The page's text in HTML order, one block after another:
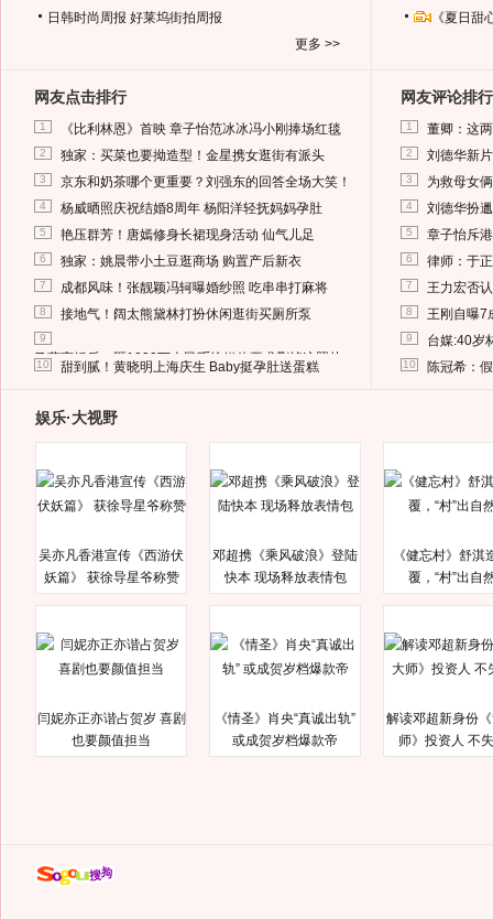
日韩时尚周报 好莱坞街拍周报
更多 >>
《夏日
网友点击排行
1 《比利林恩》首映 章子怡范冰冰冯小刚捧场红毯
2 独家：买菜也要拗造型！金星携女逛街有派头
3 京东和奶茶哪个更重要？刘强东的回答全场大笑！
4 杨威晒照庆祝结婚8周年 杨阳洋轻抚妈妈孕肚
5 艳压群芳！唐嫣修身长裙现身活动 仙气儿足
6 独家：姚晨带小土豆逛商场 购置产后新衣
7 成都风味！张靓颖冯轲曝婚纱照 吃串串打麻将
8 接地气！阔太熊黛林打扮休闲逛街买厕所泵
9
马蓉离婚后，砸1000万人民币给媒体要求删掉这照片
10 甜到腻！黄晓明上海庆生 Baby挺孕肚送蛋糕
网友评论排行
1 董卿：这
2 刘德华新
3 为救母女
4 刘德华扮
5 章子怡斥
6 律师：于
7 王力宏否
8 王刚自曝7
9 台媒:40岁
10 陈冠希：
娱乐·大视野
吴亦凡香港宣传《西游伏
妖篇》 获徐导星爷称赞
邓超携《乘风破浪》登陆
快本 现场释放表情包
《健忘村》舒淇
覆，“村”出自
闫妮亦正亦谐占贺岁 喜剧
也要颜值担当
《情圣》肖央“真诚出轨”
或成贺岁档爆款帝
解读邓超新身份
师》投资人 不